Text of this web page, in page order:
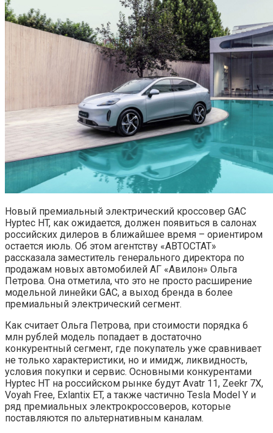
Новый премиальный электрический кроссовер GAC
Hyptec HT, как ожидается, должен появиться в салонах
российских дилеров в ближайшее время – ориентиром
остается июль. Об этом агентству «АВТОСТАТ»
рассказала заместитель генерального директора по
продажам новых автомобилей АГ «Авилон» Ольга
Петрова. Она отметила, что это не просто расширение
модельной линейки GAC, а выход бренда в более
премиальный электрический сегмент.
Как считает Ольга Петрова, при стоимости порядка 6
млн рублей модель попадает в достаточно
конкурентный сегмент, где покупатель уже сравнивает
не только характеристики, но и имидж, ликвидность,
условия покупки и сервис. Основными конкурентами
Hyptec HT на российском рынке будут Avatr 11, Zeekr 7X,
Voyah Free, Exlantix ET, а также частично Tesla Model Y и
ряд премиальных электрокроссоверов, которые
поставляются по альтернативным каналам.